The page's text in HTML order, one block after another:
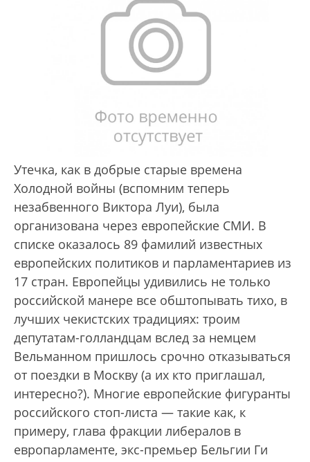
Утечка, как в добрые старые времена
Холодной войны (вспомним теперь
незабвенного Виктора Луи), была
организована через европейские СМИ. В
списке оказалось 89 фамилий известных
европейских политиков и парламентариев из
17 стран. Европейцы удивились не только
российской манере все обштопывать тихо, в
лучших чекистских традициях: троим
депутатам-голландцам вслед за немцем
Вельманном пришлось срочно отказываться
от поездки в Москву (а их кто приглашал,
интересно?). Многие европейские фигуранты
российского стоп-листа — такие как, к
примеру, глава фракции либералов в
европарламенте, экс-премьер Бельгии Ги